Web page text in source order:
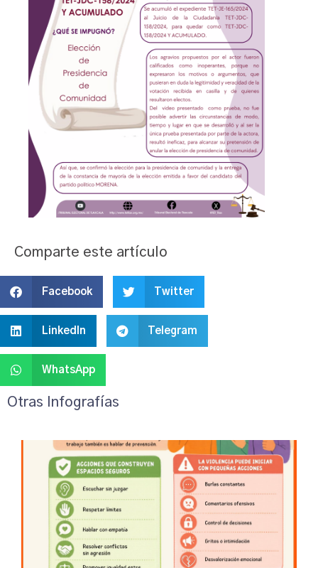
Comparte este artículo
Facebook Twitter
LinkedIn Telegram
WhatsApp
Otras Infografías